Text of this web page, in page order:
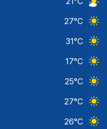
27°C
31°C
17°C
25°C
27°C
26°C